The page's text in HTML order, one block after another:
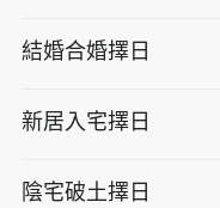
結婚合婚擇日
新居入宅擇日
陰宅破土擇日